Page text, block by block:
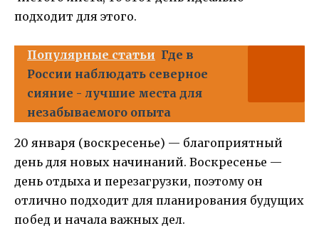
подходит для этого.
Популярные статьи Где в
России наблюдать северное
сияние - лучшие места для
незабываемого опыта
20 января (воскресенье) — благоприятный
день для новых начинаний. Воскресенье —
день отдыха и перезагрузки, поэтому он
отлично подходит для планирования будущих
побед и начала важных дел.